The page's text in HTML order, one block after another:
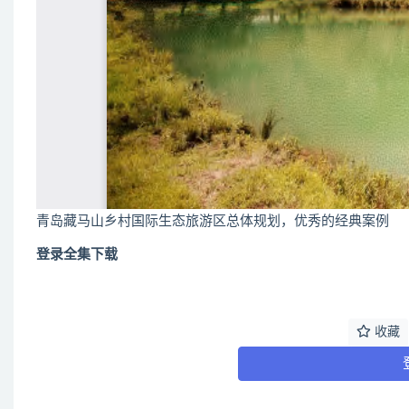
青岛藏马山乡村国际生态旅游区总体规划，优秀的经典案例
登录全集下载
收藏